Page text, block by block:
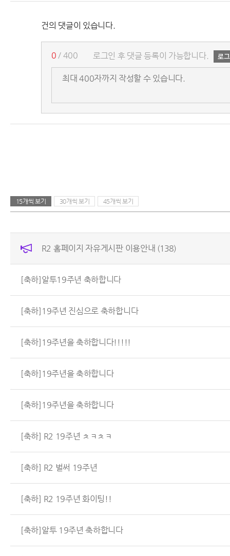
건의 댓글이 있습니다.
로그인 후 댓글 등록이 가능합니다.
0 / 400
15개씩 보기 30개씩 보기 45개씩 보기
R2 홈페이지 자유게시판 이용안내 (138)
[축하]알투19주년 축하합니다
[축하]19주년 진심으로 축하합니다
[축하]19주년을 축하합니다!!!!!
[축하]19주년을 축하합니다
[축하]19주년을 축하합니다
[축하] R2 19주년 ㅊㅋㅊㅋ
[축하] R2 벌써 19주년
[축하] R2 19주년 화이팅!!
[축하]알투 19주년 축하합니다